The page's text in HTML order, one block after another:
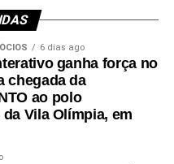
6 dias ago
ganha força no
chegada da
ao polo
Vila Olímpia, em